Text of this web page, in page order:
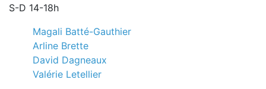
S-D 14-18h
Magali Batté-Gauthier
Arline Brette
David Dagneaux
Valérie Letellier